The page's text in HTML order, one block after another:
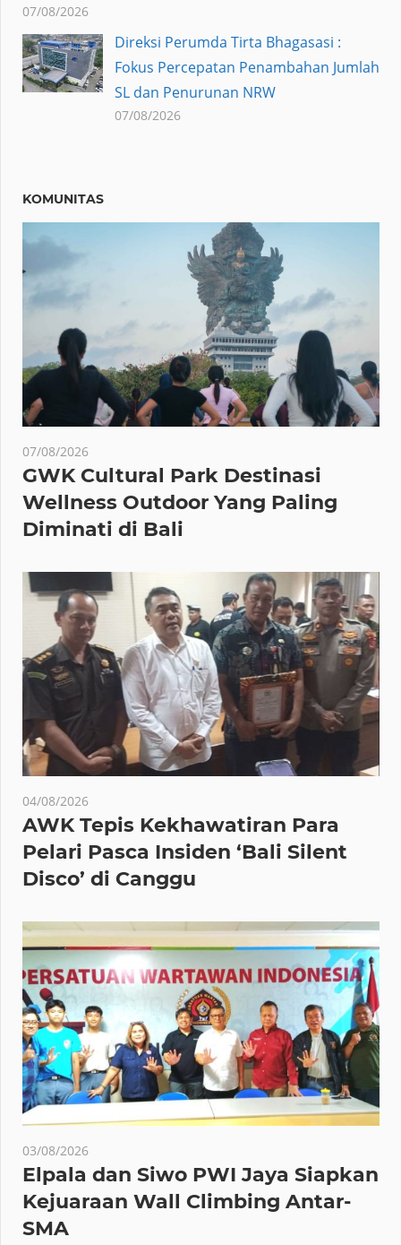
07/08/2026
Direksi Perumda Tirta Bhagasasi :
Fokus Percepatan Penambahan Jumlah
SL dan Penurunan NRW
07/08/2026
KOMUNITAS
07/08/2026
GWK Cultural Park Destinasi
Wellness Outdoor Yang Paling
Diminati di Bali
04/08/2026
AWK Tepis Kekhawatiran Para
Pelari Pasca Insiden ‘Bali Silent
Disco’ di Canggu
03/08/2026
Elpala dan Siwo PWI Jaya Siapkan
Kejuaraan Wall Climbing Antar-
SMA